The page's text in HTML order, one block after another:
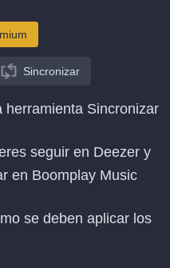
Sincronizar
herramienta Sincronizar
seguir en Deezer y
en Boomplay Music
se deben aplicar los